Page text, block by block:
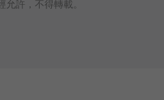
許，不得轉載。